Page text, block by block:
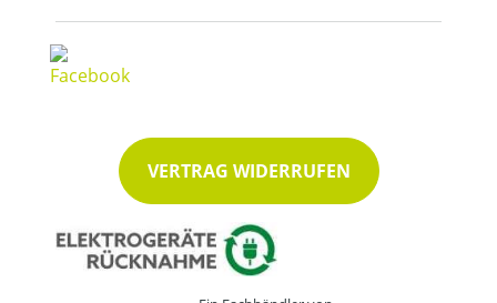
VERTRAG WIDERRUFEN